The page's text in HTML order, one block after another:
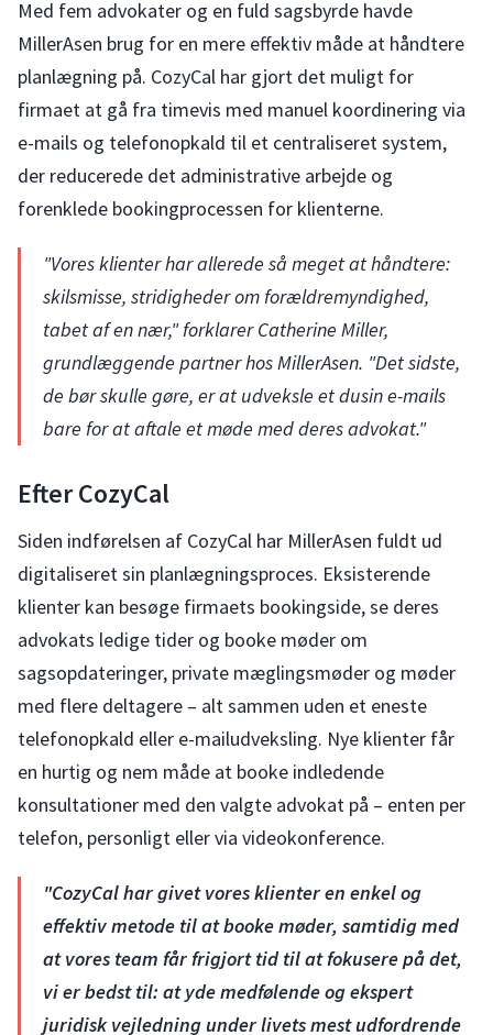
Med fem advokater og en fuld sagsbyrde havde
MillerAsen brug for en mere effektiv måde at håndtere
planlægning på. CozyCal har gjort det muligt for
firmaet at gå fra timevis med manuel koordinering via
e-mails og telefonopkald til et centraliseret system,
der reducerede det administrative arbejde og
forenklede bookingprocessen for klienterne.
"Vores klienter har allerede så meget at håndtere:
skilsmisse, stridigheder om forældremyndighed,
tabet af en nær," forklarer Catherine Miller,
grundlæggende partner hos MillerAsen. "Det sidste,
de bør skulle gøre, er at udveksle et dusin e-mails
bare for at aftale et møde med deres advokat."
Efter CozyCal
Siden indførelsen af CozyCal har MillerAsen fuldt ud
digitaliseret sin planlægningsproces. Eksisterende
klienter kan besøge firmaets bookingside, se deres
advokats ledige tider og booke møder om
sagsopdateringer, private mæglingsmøder og møder
med flere deltagere – alt sammen uden et eneste
telefonopkald eller e-mailudveksling. Nye klienter får
en hurtig og nem måde at booke indledende
konsultationer med den valgte advokat på – enten per
telefon, personligt eller via videokonference.
"CozyCal har givet vores klienter en enkel og
effektiv metode til at booke møder, samtidig med
at vores team får frigjort tid til at fokusere på det,
vi er bedst til: at yde medfølende og ekspert
juridisk vejledning under livets mest udfordrende